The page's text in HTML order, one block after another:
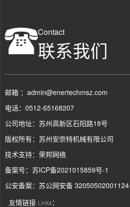
Contact
联系我们
邮箱 ：admin@enertechmsz.com
电话：0512-65168207
公司地址：苏州高新区石阳路18号
版权所有：苏州安奈特机械有限公司
技术支持： 荣邦网络
备案号： 苏ICP备2021015859号-1
公安备案： 苏公网安备
友情链接 Links：